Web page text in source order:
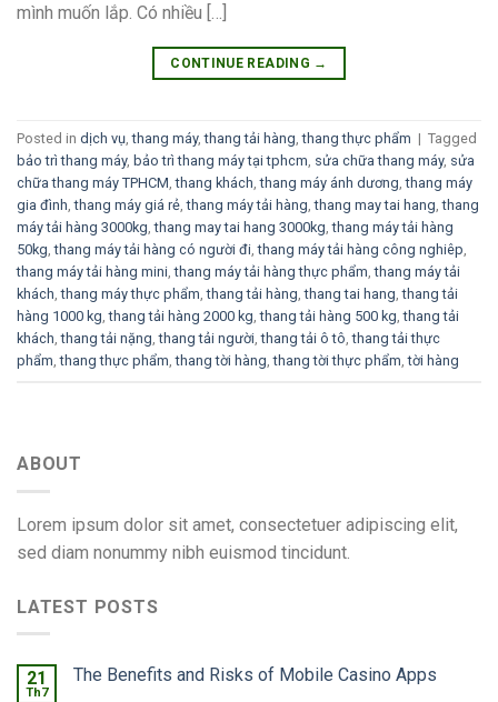
mình muốn lắp. Có nhiều […]
CONTINUE READING →
Posted in dịch vụ,thang máy,thang tải hàng,thang thực phẩm | Tagged
bảo trì thang máy, bảo trì thang máy tại tphcm, sửa chữa thang máy, sửa
chữa thang máy TPHCM,thang khách,thang máy ánh dương,thang máy
gia đình,thang máy giá rẻ,thang máy tải hàng,thang may tai hang,thang
máy tải hàng 3000kg,thang may tai hang 3000kg,thang máy tải hàng
50kg,thang máy tải hàng có người đi,thang máy tải hàng công nghiêp,
thang máy tải hàng mini,thang máy tải hàng thực phẩm,thang máy tải
khách,thang máy thực phẩm,thang tải hàng,thang tai hang,thang tải
hàng 1000 kg,thang tải hàng 2000 kg,thang tải hàng 500 kg,thang tải
khách,thang tải nặng,thang tải người,thang tải ô tô,thang tải thực
phẩm,thang thực phẩm,thang tời hàng,thang tời thực phẩm,tời hàng
ABOUT
Lorem ipsum dolor sit amet, consectetuer adipiscing elit,
sed diam nonummy nibh euismod tincidunt.
LATEST POSTS
21
Th7
The Benefits and Risks of Mobile Casino Apps